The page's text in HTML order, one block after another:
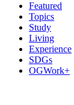
Featured
Topics
Study
Living
Experience
SDGs
OGWork+